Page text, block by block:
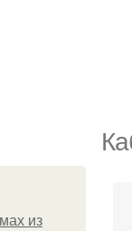
из